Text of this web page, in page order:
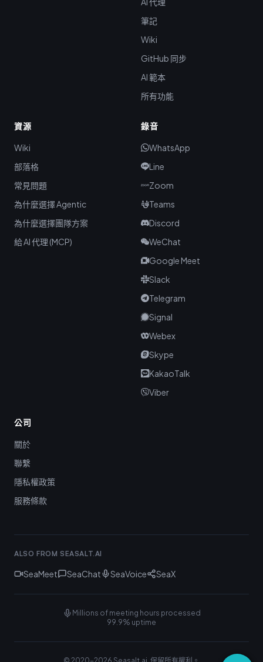
筆記
Wiki
GitHub 同步
AI 範本
所有功能
資源
Wiki
部落格
常見問題
為什麼選擇 Agentic
為什麼選擇團隊方案
給 AI 代理 (MCP)
錄音
WhatsApp
Line
Zoom
Teams
Discord
WeChat
Google Meet
Slack
Telegram
Signal
Webex
Skype
KakaoTalk
Viber
公司
關於
聯繫
隱私權政策
服務條款
ALSO FROM SEASALT.AI
SeaMeet SeaChat SeaVoice SeaX
Millions of meeting hours processed
99.9% uptime